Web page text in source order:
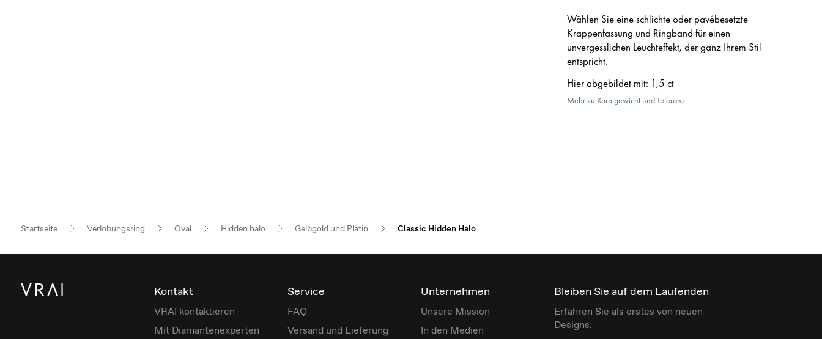
Wählen Sie eine schlichte oder pavébesetzte
Krappenfassung und Ringband für einen
unvergesslichen Leuchteffekt, der ganz Ihrem Stil
entspricht.
Hier abgebildet mit: 1,5 ct
Mehr zu Karatgewicht und Toleranz
Startseite Verlobungsring Oval Hidden halo Gelbgold und Platin Classic Hidden Halo
Kontakt
VRAI kontaktieren
Mit Diamantenexperten
Service
FAQ
Versand und Lieferung
Unternehmen
Unsere Mission
In den Medien
Bleiben Sie auf dem Laufenden
Erfahren Sie als erstes von neuen
Designs.